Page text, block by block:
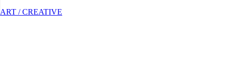
ART / CREATIVE